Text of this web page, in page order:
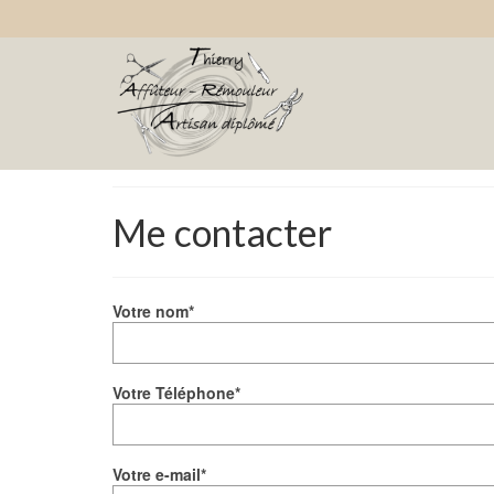
Me contacter
Votre nom*
Votre Téléphone*
Votre e-mail*